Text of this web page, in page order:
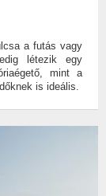
a futás vagy
létezik egy
mint a
is ideális.